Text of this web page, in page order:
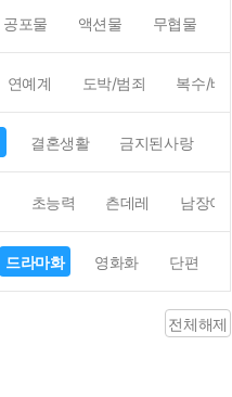
공포물 액션물 무협물
연예계 도박/범죄 복수/배신
결혼생활 금지된사랑
초능력 츤데레 남장여자
드라마화 영화화 단편
전체해제